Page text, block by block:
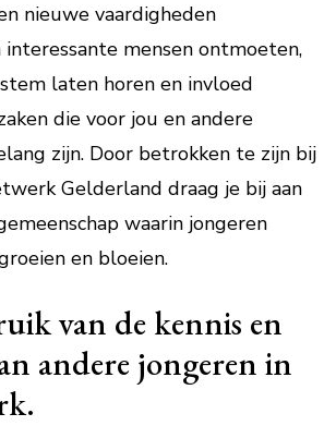
nieuwe vaardigheden
mensen ontmoeten,
laten horen en invloed
die voor jou en andere
zijn. Door betrokken te zijn bij
Gelderland draag je bij aan
waarin jongeren
en bloeien.
van de kennis en
andere jongeren in